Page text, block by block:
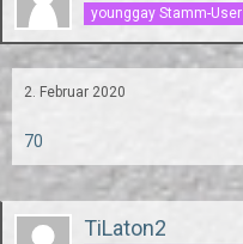
younggay Stamm-User
2. Februar 2020
70
TiLaton2